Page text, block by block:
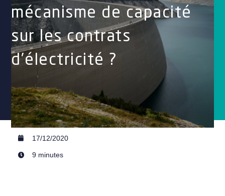
mécanisme de capacité
sur les contrats
d’électricité ?
17/12/2020
9 minutes